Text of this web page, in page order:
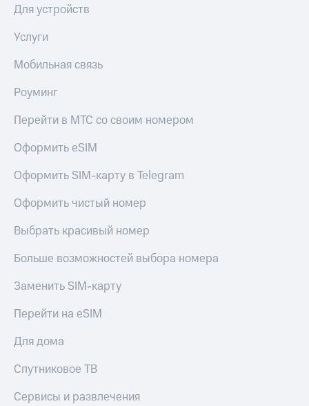
Для устройств
Услуги
Мобильная связь
Роуминг
Перейти в МТС со своим номером
Оформить eSIM
Оформить SIM-карту в Telegram
Оформить чистый номер
Выбрать красивый номер
Больше возможностей выбора номера
Заменить SIM-карту
Перейти на eSIM
Для дома
Спутниковое ТВ
Сервисы и развлечения